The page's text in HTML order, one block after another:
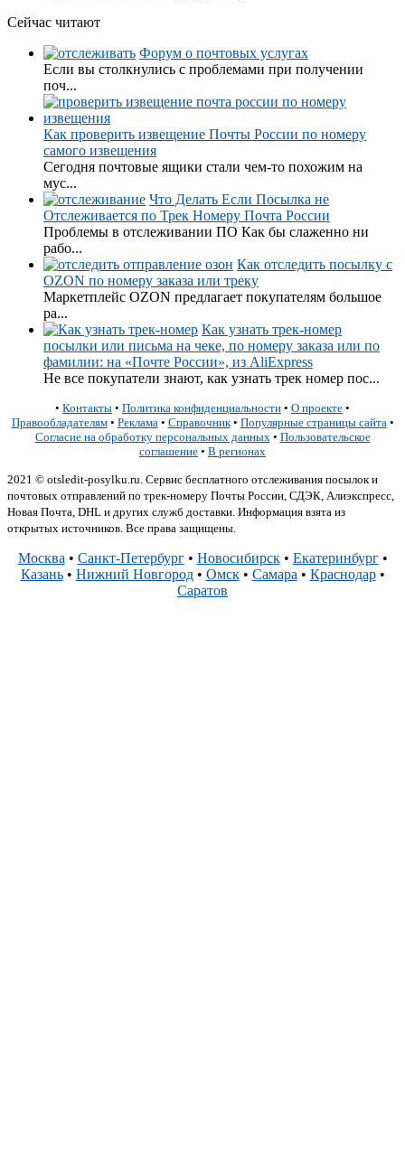
Сейчас читают
Форум о почтовых услугах
Если вы столкнулись с проблемами при получении
поч...
Как проверить извещение Почты России по номеру
самого извещения
Сегодня почтовые ящики стали чем-то похожим на
мус...
Что Делать Если Посылка не
Отслеживается по Трек Номеру Почта России
Проблемы в отслеживании ПО Как бы слаженно ни
рабо...
Как отследить посылку с
OZON по номеру заказа или треку
Маркетплейс OZON предлагает покупателям большое
ра...
Как узнать трек-номер
посылки или письма на чеке, по номеру заказа или по
фамилии: на «Почте России», из AliExpress
Не все покупатели знают, как узнать трек номер пос...
• Контакты • Политика конфиденциальности • О проекте •
Правообладателям• Реклама • Справочник• Популярные страницы сайта •
Согласие на обработку персональных данных • Пользовательское
соглашение • В регионах
2021 © otsledit-posylku.ru. Сервис бесплатного отслеживания посылок и
почтовых отправлений по трек-номеру Почты России, СДЭК, Алиэкспресс,
Новая Почта, DHL и других служб доставки. Информация взята из
открытых источников. Все права защищены.
Москва • Санкт-Петербург• Новосибирск• Екатеринбург•
Казань• Нижний Новгород• Омск• Самара • Краснодар•
Саратов